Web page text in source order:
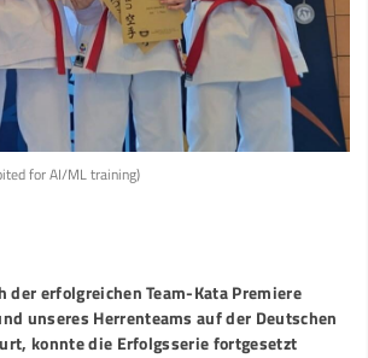
for AI/ML training)
der erfolgreichen Team-Kata Premiere
unseres Herrenteams auf der Deutschen
konnte die Erfolgsserie fortgesetzt